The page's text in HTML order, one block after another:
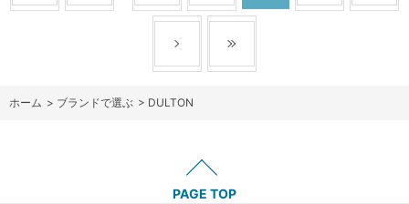
ホーム > ブランドで選ぶ > DULTON
PAGE TOP